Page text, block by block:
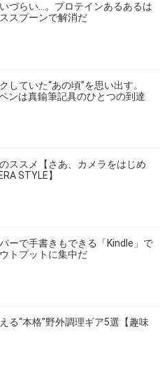
づらい…。プロテインあるあるは
スプーンで解消だ
していた“あの頃”を思い出す。
ンは真鍮筆記具のひとつの到達
ススメ【さあ、カメラをはじめ
STYLE】
ーで手書きもできる「Kindle」で
トプットに集中だ
る“本格”野外調理ギア5選【趣味